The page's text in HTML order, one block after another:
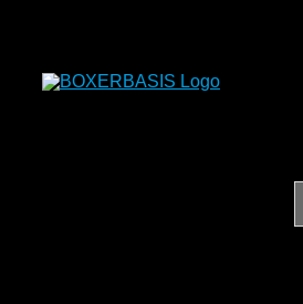
springen